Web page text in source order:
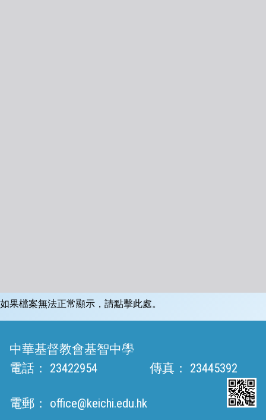
如果檔案無法正常顯示，請點擊此處。
中華基督教會基智中學
電話：
23422954 傳真： 23445392
電郵： office@keichi.edu.hk